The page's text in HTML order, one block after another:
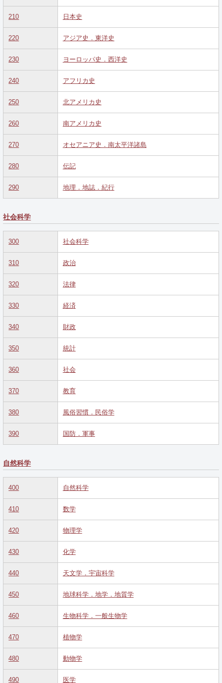
210 日本史
220 アジア史．東洋史
230 ヨーロッパ史．西洋史
240 アフリカ史
250 北アメリカ史
260 南アメリカ史
270 オセアニア史．南太平洋諸島
280 伝記
290 地理．地誌．紀行
社会科学
300 社会科学
310 政治
320 法律
330 経済
340 財政
350 統計
360 社会
370 教育
380 風俗習慣．民俗学
390 国防．軍事
自然科学
400 自然科学
410 数学
420 物理学
430 化学
440 天文学．宇宙科学
450 地球科学．地学．地質学
460 生物科学．一般生物学
470 植物学
480 動物学
490 医学